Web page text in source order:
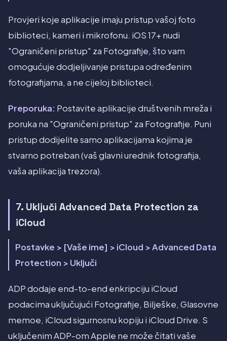
Provjeri koje aplikacije imaju pristup vašoj foto
biblioteci, kameri i mikrofonu. iOS 17+ nudi
"Ograničeni pristup" za Fotografije, što vam
omogućuje dodjeljivanje pristupa određenim
fotografijama, a ne cijeloj biblioteci.
Preporuka: Postavite aplikacije društvenih mreža i
poruka na "Ograničeni pristup" za Fotografije. Puni
pristup dodijelite samo aplikacijama kojima je
stvarno potreban (vaš glavni urednik fotografija,
vaša aplikacija trezora).
7. Uključi Advanced Data Protection za
iCloud
Postavke > [Vaše ime] > iCloud > Advanced Data
Protection > Uključi
ADP dodaje end-to-end enkripciju iCloud
podacima uključujući Fotografije, Bilješke, Glasovne
memoe, iCloud sigurnosnu kopiju i iCloud Drive. S
uključenim ADP-om Apple ne može čitati vaše